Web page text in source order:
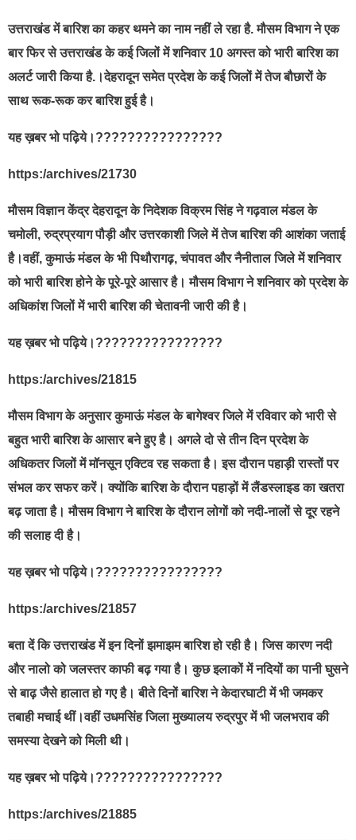
उत्तराखंड में बारिश का कहर थमने का नाम नहीं ले रहा है. मौसम विभाग ने एक
बार फिर से उत्तराखंड के कई जिलों में शनिवार 10 अगस्त को भारी बारिश का
अलर्ट जारी किया है.।देहरादून समेत प्रदेश के कई जिलों में तेज बौछारों के
साथ रूक-रूक कर बारिश हुई है।
यह ख़बर भो पढ़िये।????????????????
https:/archives/21730
मौसम विज्ञान केंद्र देहरादून के निदेशक विक्रम सिंह ने गढ़वाल मंडल के
चमोली, रुद्रप्रयाग पौड़ी और उत्तरकाशी जिले में तेज बारिश की आशंका जताई
है।वहीं, कुमाऊं मंडल के भी पिथौरागढ़, चंपावत और नैनीताल जिले में शनिवार
को भारी बारिश होने के पूरे-पूरे आसार है। मौसम विभाग ने शनिवार को प्रदेश के
अधिकांश जिलों में भारी बारिश की चेतावनी जारी की है।
यह ख़बर भो पढ़िये।????????????????
https:/archives/21815
मौसम विभाग के अनुसार कुमाऊं मंडल के बागेश्वर जिले में रविवार को भारी से
बहुत भारी बारिश के आसार बने हुए है। अगले दो से तीन दिन प्रदेश के
अधिकतर जिलों में मॉनसून एक्टिव रह सकता है। इस दौरान पहाड़ी रास्तों पर
संभल कर सफर करें। क्योंकि बारिश के दौरान पहाड़ों में लैंडस्लाइड का खतरा
बढ़ जाता है। मौसम विभाग ने बारिश के दौरान लोगों को नदी-नालों से दूर रहने
की सलाह दी है।
यह ख़बर भो पढ़िये।????????????????
https:/archives/21857
बता दें कि उत्तराखंड में इन दिनों झमाझम बारिश हो रही है। जिस कारण नदी
और नालो को जलस्तर काफी बढ़ गया है। कुछ इलाकों में नदियों का पानी घुसने
से बाढ़ जैसे हालात हो गए है। बीते दिनों बारिश ने केदारघाटी में भी जमकर
तबाही मचाई थीं।वहीं उधमसिंह जिला मुख्यालय रुद्रपुर में भी जलभराव की
समस्या देखने को मिली थी।
यह ख़बर भो पढ़िये।????????????????
https:/archives/21885